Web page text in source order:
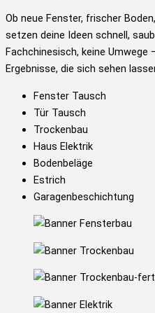
Ob neue Fenster, frischer
setzen deine Ideen schnell,
Fachchinesisch, keine Umwege
Ergebnisse, die sich sehen
Fenster Tausch​
Tür Tausch
Trockenbau
Haus Elektrik
Bodenbeläge
Estrich
Garagenbeschichtung